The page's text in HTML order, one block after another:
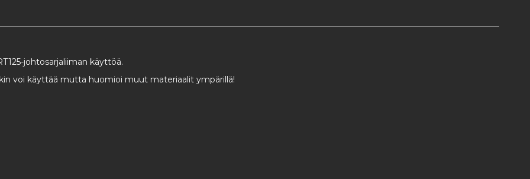
johtosarjaliiman käyttöä.
voi käyttää mutta huomioi muut materiaalit ympärillä!